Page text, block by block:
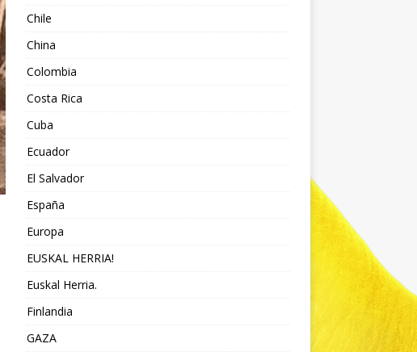
Chile
China
Colombia
Costa Rica
Cuba
Ecuador
El Salvador
España
Europa
EUSKAL HERRIA!
Euskal Herria.
Finlandia
GAZA